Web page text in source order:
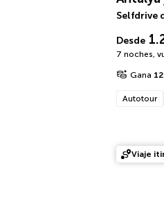
Selfdrive
Desde
7 noches,
Gana
Autotour
Viaje